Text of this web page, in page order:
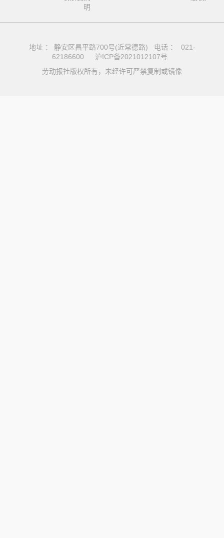
明
地址 ： 静安区昌平路700号(近常德路) 电话 ： 021-
62186600
沪ICP备2021012107号
劳动报社版权所有，未经许可严禁复制或镜像